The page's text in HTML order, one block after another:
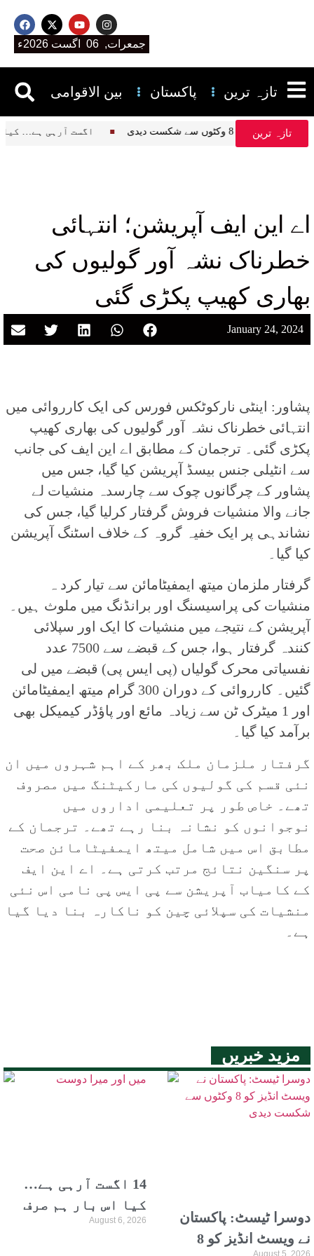
جمعرات, 06 اگست 2026ء
بین الاقوامی پاکستان تازہ ترین
تازہ ترین 14 اگست آرہی انڈیز کو 8 وکٹوں سے شکست دیدی
اے این ایف آپریشن؛ انتہائی
خطرناک نشہ آور گولیوں کی
بھاری کھیپ پکڑی گئی
January 24, 2024
پشاور: اینٹی نارکوٹکس فورس کی ایک کارروائی میں
انتہائی خطرناک نشہ آور گولیوں کی بھاری کھیپ
پکڑی گئی۔ ترجمان کے مطابق اے این ایف کی جانب
سے انٹیلی جنس بیسڈ آپریشن کیا گیا، جس میں
پشاور کے چرگانوں چوک سے چارسدہ منشیات لے
جانے والا منشیات فروش گرفتار کرلیا گیا، جس کی
نشاندہی پر ایک خفیہ گروہ کے خلاف اسٹنگ آپریشن
کیا گیا۔
گرفتار ملزمان میتھ ایمفیٹامائن سے تیار کرد ہ
منشیات کی پراسیسنگ اور برانڈنگ میں ملوث ہیں۔
آپریشن کے نتیجے میں منشیات کا ایک اور سپلائی
کنندہ گرفتار ہوا، جس کے قبضے سے 7500 عدد
نفسیاتی محرک گولیاں (پی ایس پی) قبضے میں لی
گئیں۔ کارروائی کے دوران 300 گرام میتھ ایمفیٹامائن
اور 1 میٹرک ٹن سے زیادہ مائع اور پاؤڈر کیمیکل بھی
برآمد کیا گیا۔
گرفتار ملزمان ملک بھر کے اہم شہروں میں ان
نئی قسم کی گولیوں کی مارکیٹنگ میں مصروف
تھے۔ خاص طور پر تعلیمی اداروں میں
نوجوانوں کو نشانہ بنا رہے تھے۔ ترجمان کے
مطابق اس میں شامل میتھ ایمفیٹامائن صحت
پر سنگین نتائج مرتب کرتی ہے۔ اے این ایف
کے کامیاب آپریشن سے پی ایس پی نامی اس نئی
منشیات کی سپلائی چین کو ناکارہ بنا دیا گیا
ہے۔
مزید خبریں
14 اگست آرہی ہے…
کیا اس بار ہم صرف
پاکستان بن سکتے
August 6, 2026
دوسرا ٹیسٹ: پاکستان
نے ویسٹ انڈیز کو 8
August 5, 2026